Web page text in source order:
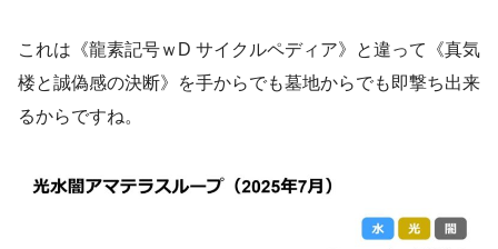
これは《龍素記号ｗD サイクルペディア》と違って《真気
楼と誠偽感の決断》を手からでも墓地からでも即撃ち出来
るからですね。